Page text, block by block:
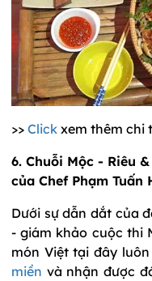
>> Click xem thêm chi
6. Chuỗi Mộc - Riêu
của Chef Phạm Tuấn
Dưới sự dẫn dắt của
- giám khảo cuộc thi
món Việt tại đây
miền và nhận được